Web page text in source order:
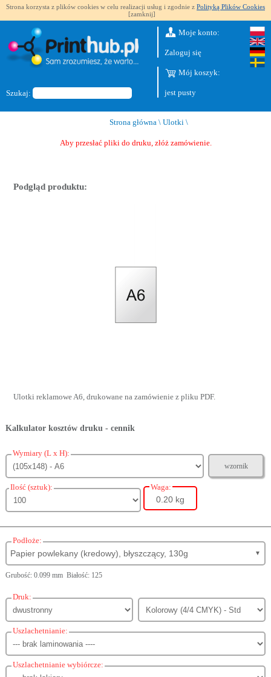
Strona korzysta z plików cookies w celu realizacji usług i zgodnie z Polityką Plików Cookies
[zamknij]
Szukaj:
Moje konto:
Zaloguj się
Mój koszyk:
jest pusty
Strona główna \ Ulotki \
Aby przesłać pliki do druku, złóż zamówienie.
Podgląd produktu:
Ulotki reklamowe A6, drukowane na zamówienie z pliku PDF.
Kalkulator kosztów druku - cennik
Wymiary (L x H):
wzornik
Ilość (sztuk): Waga:
0.20 kg
Podłoże:
Papier powlekany (kredowy), błyszczący, 130g ▼
Grubość: 0.099 mm Białość: 125
Druk:
Uszlachetnianie:
Uszlachetnianie wybiórcze: